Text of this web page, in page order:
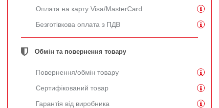
Оплата на карту Visa/MasterCard
Безготівкова оплата з ПДВ
Обмін та повернення товару
Повернення/обмін товару
Сертифікований товар
Гарантія від виробника